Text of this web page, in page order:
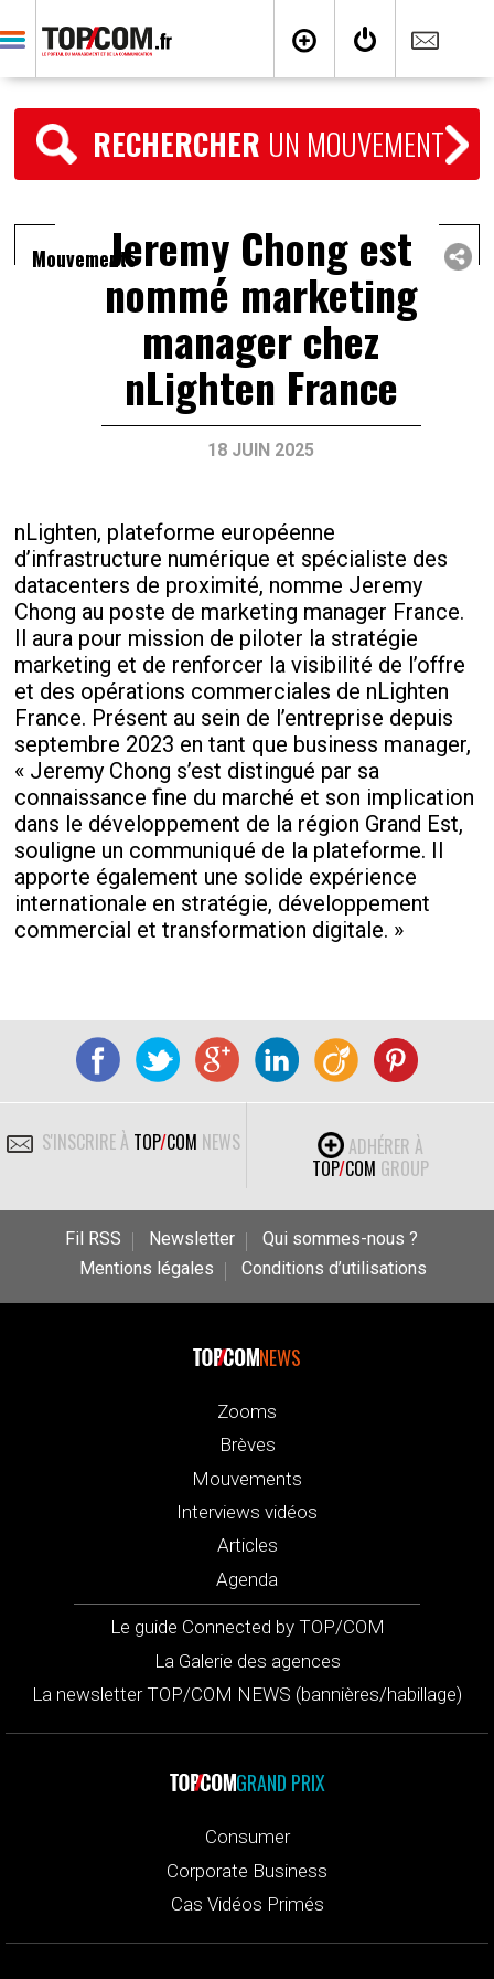
RECHERCHER UN MOUVEMENT
MouvementsJeremy Chong est
nommé marketing
manager chez
nLighten France
18 JUIN 2025
nLighten, plateforme européenne
d’infrastructure numérique et spécialiste des
datacenters de proximité, nomme Jeremy
Chong au poste de marketing manager France.
Il aura pour mission de piloter la stratégie
marketing et de renforcer la visibilité de l’offre
et des opérations commerciales de nLighten
France. Présent au sein de l’entreprise depuis
septembre 2023 en tant que business manager,
« Jeremy Chong s’est distingué par sa
connaissance fine du marché et son implication
dans le développement de la région Grand Est,
souligne un communiqué de la plateforme. Il
apporte également une solide expérience
internationale en stratégie, développement
commercial et transformation digitale. »
S'INSCRIRE À TOP/COM NEWS
ADHÉRER À
TOP/COM GROUP
Fil RSS Newsletter
Qui sommes-nous ?
Mentions légales
Conditions d’utilisations
NEWS
Zooms
Brèves
Mouvements
Interviews vidéos
Articles
Agenda
Le guide Connected by TOP/COM
La Galerie des agences
La newsletter TOP/COM NEWS (bannières/habillage)
GRAND PRIX
Consumer
Corporate Business
Cas Vidéos Primés